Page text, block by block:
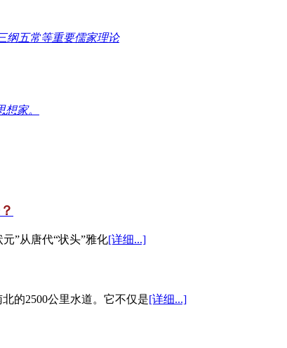
纲五常等重要儒家理论
家。
”从唐代“状头”雅化[详细...]
的2500公里水道。它不仅是[详细...]